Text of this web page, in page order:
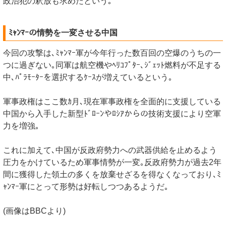
ﾐｬﾝﾏｰの情勢を一変させる中国
今回の攻撃は､ﾐｬﾝﾏｰ軍が今年行った数百回の空爆のうちの一
つに過ぎない｡同軍は航空機やﾍﾘｺﾌﾟﾀｰ､ｼﾞｪｯﾄ燃料が不足する
中､ﾊﾟﾗﾓｰﾀｰを選択するｹｰｽが増えているという｡
軍事政権はここ数ｶ月､現在軍事政権を全面的に支援している
中国から入手した新型ﾄﾞﾛｰﾝやﾛｼｱからの技術支援により空軍
力を増強｡
これに加えて､中国が反政府勢力への武器供給を止めるよう
圧力をかけているため軍事情勢が一変｡反政府勢力が過去2年
間に獲得した領土の多くを放棄せざるを得なくなっており､ﾐ
ｬﾝﾏｰ軍にとって形勢は好転しつつあるようだ｡
(画像はBBCより)